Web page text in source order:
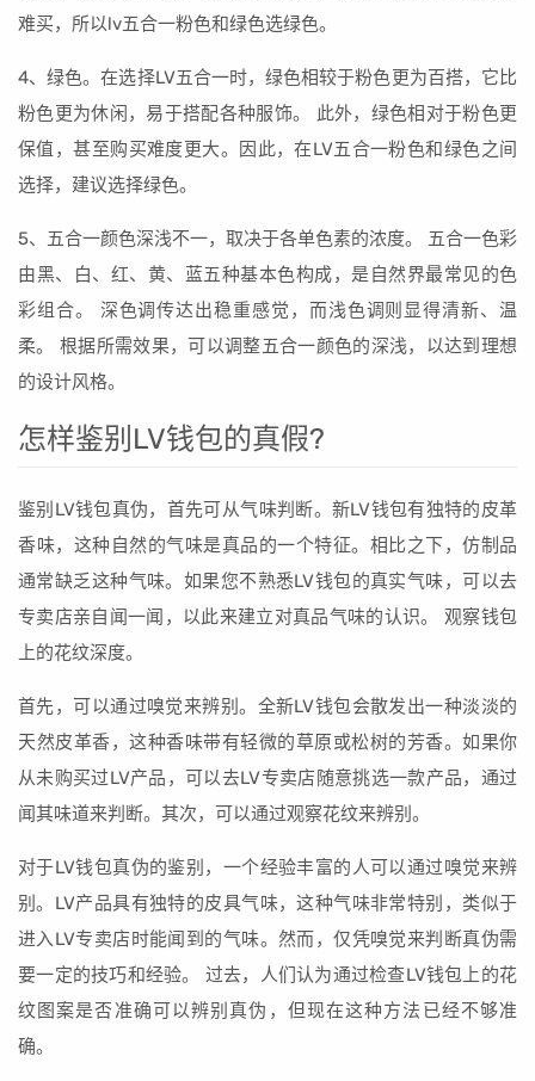
难买，所以lv五合一粉色和绿色选绿色。
4、绿色。在选择LV五合一时，绿色相较于粉色更为百搭，它比
粉色更为休闲，易于搭配各种服饰。 此外，绿色相对于粉色更
保值，甚至购买难度更大。因此，在LV五合一粉色和绿色之间
选择，建议选择绿色。
5、五合一颜色深浅不一，取决于各单色素的浓度。 五合一色彩
由黑、白、红、黄、蓝五种基本色构成，是自然界最常见的色
彩组合。 深色调传达出稳重感觉，而浅色调则显得清新、温
柔。 根据所需效果，可以调整五合一颜色的深浅，以达到理想
的设计风格。
怎样鉴别LV钱包的真假?
鉴别LV钱包真伪，首先可从气味判断。新LV钱包有独特的皮革
香味，这种自然的气味是真品的一个特征。相比之下，仿制品
通常缺乏这种气味。如果您不熟悉LV钱包的真实气味，可以去
专卖店亲自闻一闻，以此来建立对真品气味的认识。 观察钱包
上的花纹深度。
首先，可以通过嗅觉来辨别。全新LV钱包会散发出一种淡淡的
天然皮革香，这种香味带有轻微的草原或松树的芳香。如果你
从未购买过LV产品，可以去LV专卖店随意挑选一款产品，通过
闻其味道来判断。其次，可以通过观察花纹来辨别。
对于LV钱包真伪的鉴别，一个经验丰富的人可以通过嗅觉来辨
别。LV产品具有独特的皮具气味，这种气味非常特别，类似于
进入LV专卖店时能闻到的气味。然而，仅凭嗅觉来判断真伪需
要一定的技巧和经验。 过去，人们认为通过检查LV钱包上的花
纹图案是否准确可以辨别真伪，但现在这种方法已经不够准
确。